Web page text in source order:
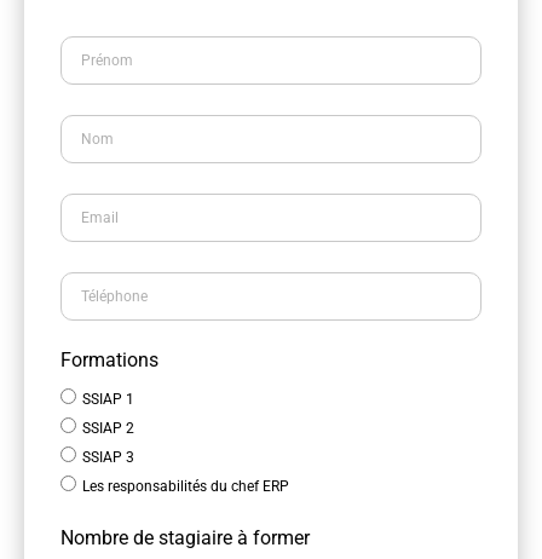
Formations
SSIAP 1
SSIAP 2
SSIAP 3
Les responsabilités du chef ERP
Nombre de stagiaire à former